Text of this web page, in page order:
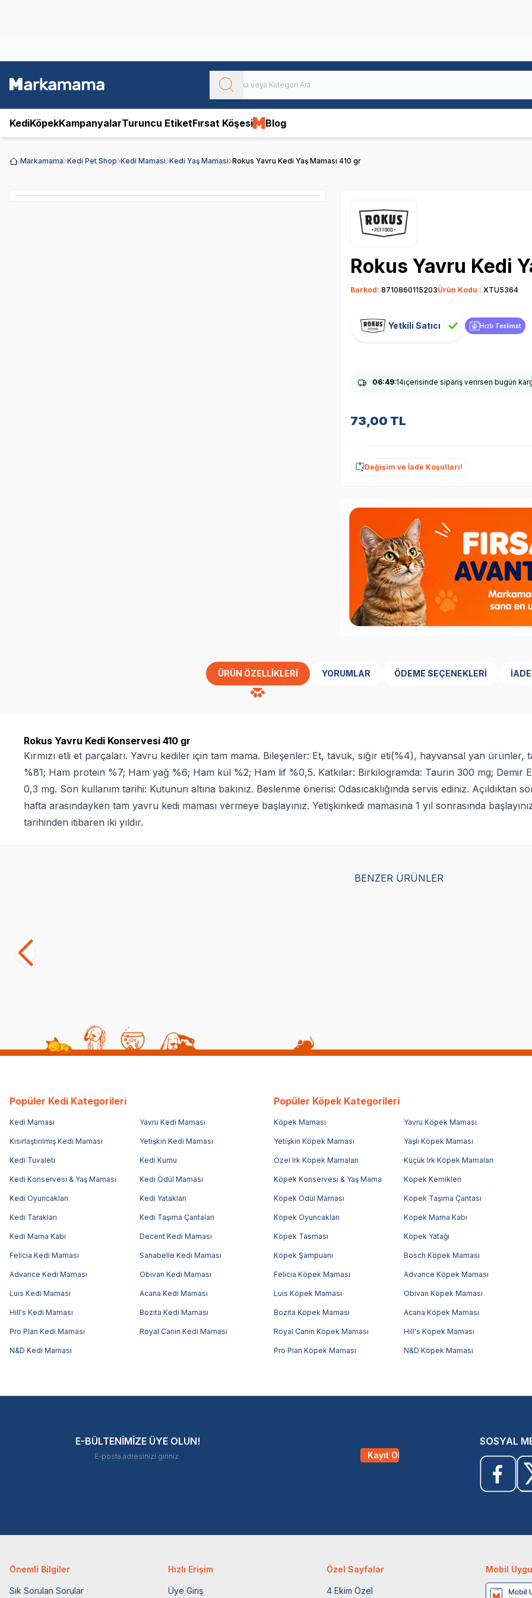
KediKöpekKampanyalarTuruncu EtiketFırsat Köşesi Blog
Markamama Kedi Pet Shop Kedi Maması Kedi Yaş Maması Rokus Yavru Kedi Yaş Maması 410 gr
Rokus Yavru Kedi
Barkod: 8710860115203Ürün Kodu : XTU5364
Yetkili Satıcı Hızlı Teslimat
06:49:13içerisinde sipariş verirsen bugün
73,00 TL
Değişim ve İade Koşulları!
ÜRÜN ÖZELLIKLERI YORUMLAR ÖDEME SEÇENEKLERI
Rokus Yavru Kedi Konservesi 410 gr
Kırmızı etli et parçaları. Yavru kediler için tam mama. Bileşenler: Et, tavuk, sığır eti(%4), hayvansal yan
%81; Ham protein %7; Ham yağ %6; Ham kül %2; Ham lif %0,5. Katkılar: Birkilogramda: Taurin 300 mg; Demir
0,3 mg. Son kullanım tarihi: Kutunun altına bakınız. Beslenme önerisi: Odasıcaklığında servis ediniz. Açıldıktan
hafta arasındayken tam yavru kedi maması vermeye başlayınız. Yetişkinkedi mamasına 1 yıl sonrasında
tarihinden itibaren iki yıldır.
BENZER ÜRÜNLER
Popüler Kedi Kategorileri
Kedi Maması Yavru Kedi Maması
Kısırlaştırılmış Kedi Maması Yetişkin Kedi Maması
Kedi Tuvaleti Kedi Kumu
Kedi Konservesi & Yaş Maması Kedi Ödül Maması
Kedi Oyuncakları Kedi Yatakları
Kedi Tarakları Kedi Taşıma Çantaları
Kedi Mama Kabı Decent Kedi Maması
Felicia Kedi Maması Sanabelle Kedi Maması
Advance Kedi Maması Obivan Kedi Maması
Luis Kedi Maması Acana Kedi Maması
Hill's Kedi Maması Bozita Kedi Maması
Pro Plan Kedi Maması Royal Canin Kedi Maması
N&D Kedi Maması
Popüler Köpek Kategorileri
Köpek Maması Yavru Köpek Maması
Yetişkin Köpek Maması Yaşlı Köpek Maması
Özel Irk Köpek Mamaları Küçük Irk Köpek Mamaları
Köpek Konservesi & Yaş Mama Köpek Kemikleri
Köpek Ödül Maması Köpek Taşıma Çantası
Köpek Oyuncakları Köpek Mama Kabı
Köpek Tasması Köpek Yatağı
Köpek Şampuanı Bosch Köpek Maması
Felicia Köpek Maması Advance Köpek Maması
Luis Köpek Maması Obivan Köpek Maması
Bozita Köpek Maması Acana Köpek Maması
Royal Canin Köpek Maması Hill's Köpek Maması
Pro Plan Köpek Maması N&D Köpek Maması
E-BÜLTENİMİZE ÜYE OLUN!
Kayıt Ol
SOSYAL
Önemli Bilgiler
Sık Sorulan Sorular
Hızlı Erişim
Üye Giriş
Özel Sayfalar
4 Ekim Özel
Mobil